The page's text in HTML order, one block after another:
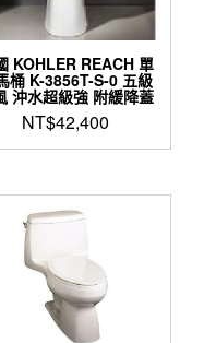
KOHLER REACH 單
桶 K-3856T-S-0 五級
沖水超級強 附緩降蓋
NT$42,400